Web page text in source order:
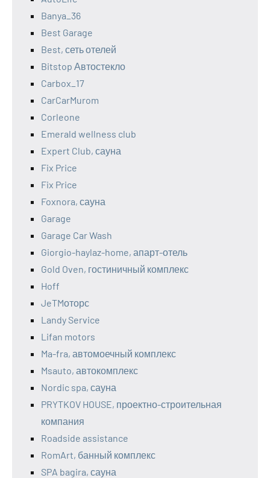
Banya_36
Best Garage
Best, сеть отелей
Bitstop Автостекло
Carbox_17
CarCarMurom
Corleone
Emerald wellness club
Expert Club, сауна
Fix Price
Fix Price
Foxnora, сауна
Garage
Garage Car Wash
Giorgio-haylaz-home, апарт-отель
Gold Oven, гостиничный комплекс
Hoff
JeTMоторс
Landy Service
Lifan motors
Ma-fra, автомоечный комплекс
Msauto, автокомплекс
Nordic spa, сауна
PRYTKOV HOUSE, проектно-строительная
компания
Roadside assistance
RomArt, банный комплекс
SPA bagira, сауна